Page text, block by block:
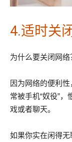
4.适时关
为什么要关闭网络
因为网络的便利
常被手机“奴役”
戏或者聊天。
如果你实在闲得